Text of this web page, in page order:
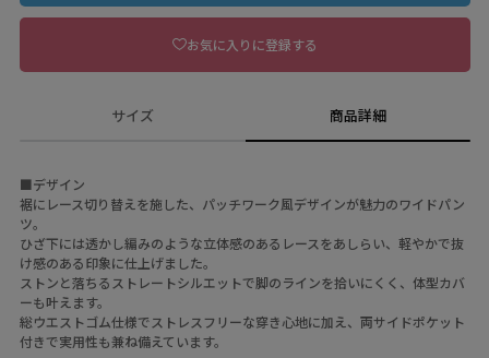
お気に入りに登録する
サイズ 商品詳細
■デザイン
裾にレース切り替えを施した、パッチワーク風デザインが魅力のワイドパン
ツ。
ひざ下には透かし編みのような立体感のあるレースをあしらい、軽やかで抜
け感のある印象に仕上げました。
ストンと落ちるストレートシルエットで脚のラインを拾いにくく、体型カバ
ーも叶えます。
総ウエストゴム仕様でストレスフリーな穿き心地に加え、両サイドポケット
付きで実用性も兼ね備えています。